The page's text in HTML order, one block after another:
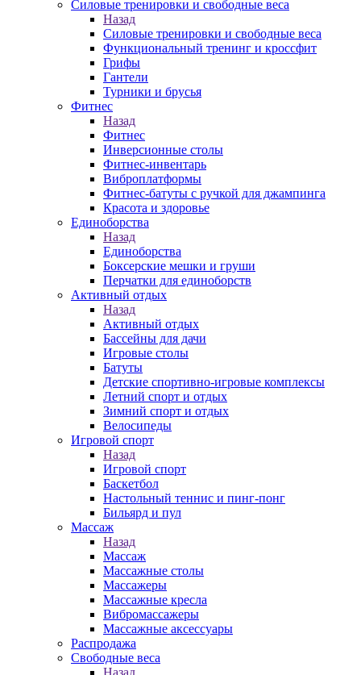
Силовые тренировки и свободные веса
Назад
Силовые тренировки и свободные веса
Функциональный тренинг и кроссфит
Грифы
Гантели
Турники и брусья
Фитнес
Назад
Фитнес
Инверсионные столы
Фитнес-инвентарь
Виброплатформы
Фитнес-батуты с ручкой для джампинга
Красота и здоровье
Единоборства
Назад
Единоборства
Боксерские мешки и груши
Перчатки для единоборств
Активный отдых
Назад
Активный отдых
Бассейны для дачи
Игровые столы
Батуты
Детские спортивно-игровые комплексы
Летний спорт и отдых
Зимний спорт и отдых
Велосипеды
Игровой спорт
Назад
Игровой спорт
Баскетбол
Настольный теннис и пинг-понг
Бильярд и пул
Массаж
Назад
Массаж
Массажные столы
Массажеры
Массажные кресла
Вибромассажеры
Массажные аксессуары
Распродажа
Свободные веса
Назад